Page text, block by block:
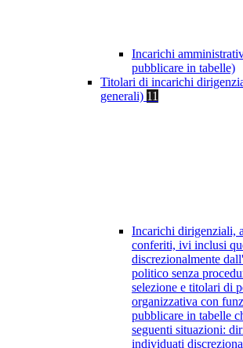
Incarichi
pubblicare in tabelle)
Titolari di incarichi
generali) 11
Incarichi dirigenziali,
conferiti, ivi inclusi
discrezionalmente
politico senza
selezione e titolari di
organizzativa con
pubblicare in tabelle
seguenti situazioni:
individuati